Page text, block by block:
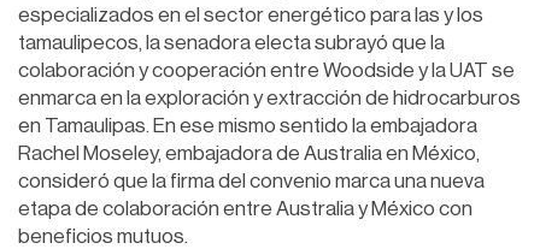
especializados en el sector energético para las y los
tamaulipecos, la senadora electa subrayó que la
colaboración y cooperación entre Woodside y la UAT se
enmarca en la exploración y extracción de hidrocarburos
en Tamaulipas. En ese mismo sentido la embajadora
Rachel Moseley, embajadora de Australia en México,
consideró que la firma del convenio marca una nueva
etapa de colaboración entre Australia y México con
beneficios mutuos.